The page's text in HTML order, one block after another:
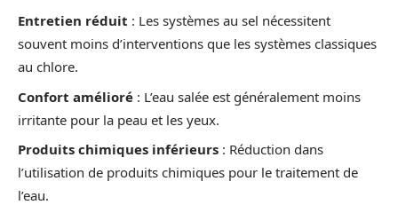
Entretien réduit : Les systèmes au sel nécessitent
souvent moins d’interventions que les systèmes classiques
au chlore.
Confort amélioré : L’eau salée est généralement moins
irritante pour la peau et les yeux.
Produits chimiques inférieurs : Réduction dans
l’utilisation de produits chimiques pour le traitement de
l’eau.